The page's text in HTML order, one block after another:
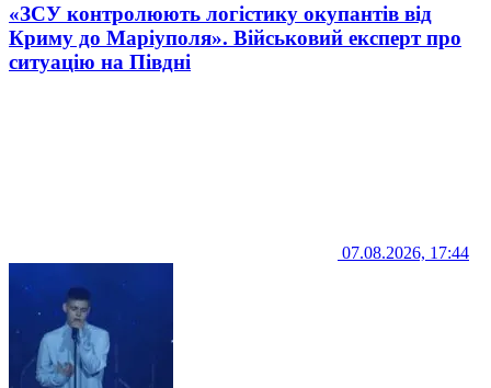
«ЗСУ контролюють логістику окупантів від
Криму до Маріуполя». Військовий експерт про
ситуацію на Півдні
07.08.2026, 17:44